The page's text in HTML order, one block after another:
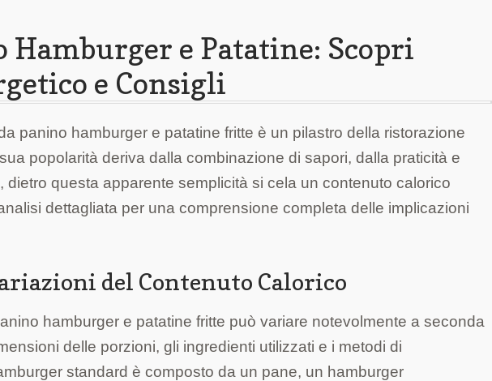
Hamburger e Patatine: Scopri
e Consigli
panino hamburger e patatine fritte è un pilastro della ristorazione
popolarità deriva dalla combinazione di sapori, dalla praticità e
dietro questa apparente semplicità si cela un contenuto calorico
dettagliata per una comprensione completa delle implicazioni
del Contenuto Calorico
hamburger e patatine fritte può variare notevolmente a seconda
delle porzioni, gli ingredienti utilizzati e i metodi di
standard è composto da un pane, un hamburger